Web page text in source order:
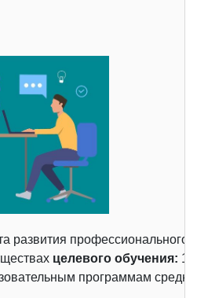
развития
целевого обучения: 1.
программам